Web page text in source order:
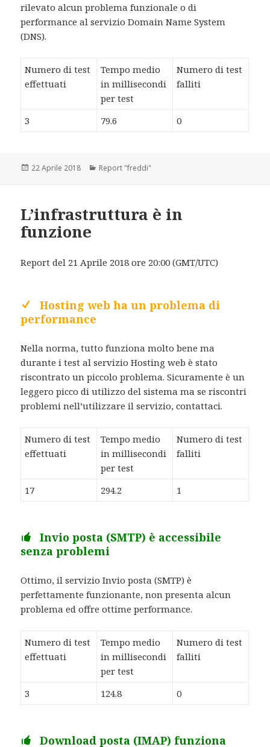
rilevato alcun problema funzionale o di
performance al servizio Domain Name System
(DNS).
Numero di test
effettuati
Tempo medio
in millisecondi
per test
Numero di test
falliti
3 79.6 0
Scritto
22 Aprile 2018 Categorie
Report "freddi"
L’infrastruttura è in
funzione
Report del 21 Aprile 2018 ore 20:00 (GMT/UTC)
Hosting web ha un problema di
performance
Nella norma, tutto funziona molto bene ma
durante i test al servizio Hosting web è stato
riscontrato un piccolo problema. Sicuramente è un
leggero picco di utilizzo del sistema ma se riscontri
problemi nell’utilizzare il servizio, contattaci.
Numero di test
effettuati
Tempo medio
in millisecondi
per test
Numero di test
falliti
17 294.2 1
Invio posta (SMTP) è accessibile
senza problemi
Ottimo, il servizio Invio posta (SMTP) è
perfettamente funzionante, non presenta alcun
problema ed offre ottime performance.
Numero di test
effettuati
Tempo medio
in millisecondi
per test
Numero di test
falliti
3 124.8 0
Download posta (IMAP) funziona